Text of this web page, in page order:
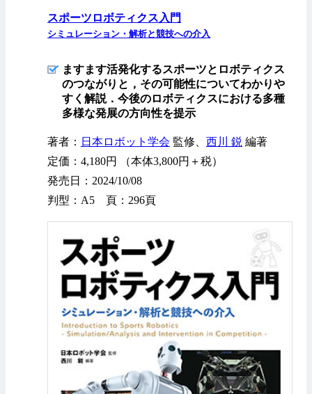
スポーツロボティクス入門
シミュレーション・解析と競技への介入
ますます活発化するスポーツとロボティクス
のつながりと，その可能性についてわかりや
すく解説．今後のロボティクスにおける多種
多様な発展の方向性を提示
著者： 日本ロボット学会 監修、 西川 鋭 編著
定価：4,180円 （本体3,800円＋税）
発売日：2024/10/08
判型：A5 頁：296頁